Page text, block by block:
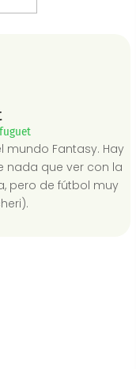
Fantasy. Hay
nada que ver con la
pero de fútbol muy